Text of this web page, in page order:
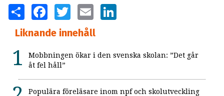
SHARE FACEBOOKTWITTER EMAIL
Liknande innehåll
Mobbningen ökar i den svenska skolan: ”Det går
åt fel håll”
Populära föreläsare inom npf och skolutveckling